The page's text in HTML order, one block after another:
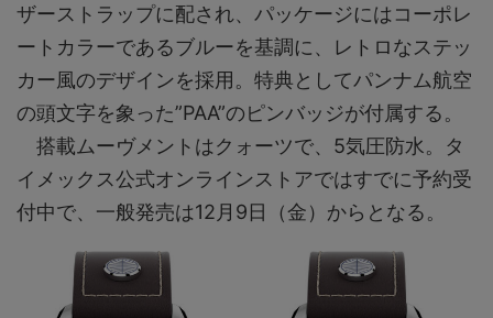
ザーストラップに配され、パッケージにはコーポレ
ートカラーであるブルーを基調に、レトロなステッ
カー風のデザインを採用。特典としてパンナム航空
の頭文字を象った”PAA”のピンバッジが付属する。
搭載ムーヴメントはクォーツで、5気圧防水。タ
イメックス公式オンラインストアではすでに予約受
付中で、一般発売は12月9日（金）からとなる。